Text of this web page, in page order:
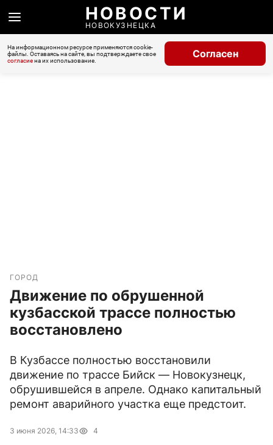
НОВОСТИ
НОВОКУЗНЕЦКА
На информационном ресурсе применяются cookie-
файлы. Оставаясь на сайте, вы подтверждаете свое
согласиена их использование.
Согласен
ГОРОД
Движение по обрушенной
кузбасской трассе полностью
восстановлено
В Кузбассе полностью восстановили
движение по трассе Бийск — Новокузнецк,
обрушившейся в апреле. Однако капитальный
ремонт аварийного участка еще предстоит.
3 июня 2026, 14:33 4